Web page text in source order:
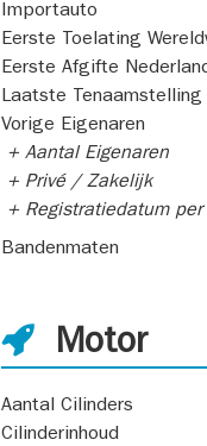
Importauto
Eerste Toelating
Eerste Afgifte
Laatste Tenaamstelling
Vorige Eigenaren
+ Aantal Eigenaren
+ Privé / Zakelijk
+ Registratiedatum per
Bandenmaten
Motor
Aantal Cilinders
Cilinderinhoud